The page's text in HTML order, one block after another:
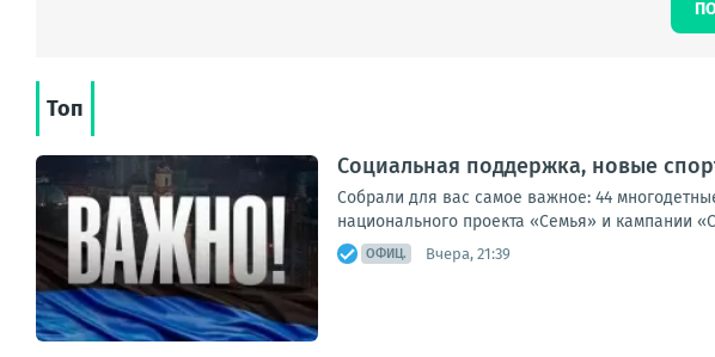
Топ
Социальная поддержка, новые
Собрали для вас самое важное: 44
национального проекта «Семья» и кампании
ОФИЦ. Вчера, 21:39